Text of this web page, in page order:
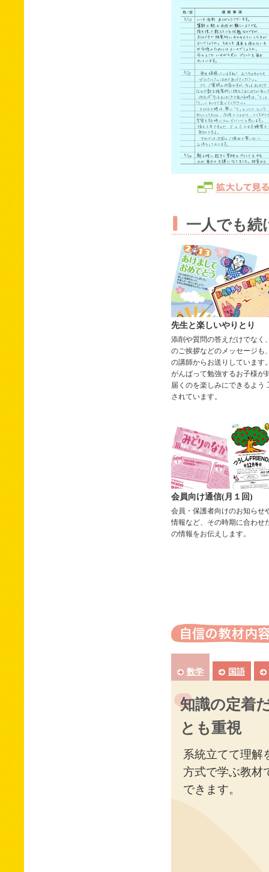
一人でも続
先生と楽しいやりとり
添削や質問の答えだけでなく
のご挨拶などのメッセージも
の講師からお送りしています
がんばって勉強するお子様が
届くのを楽しみにできるよう
されています。
会員向け通信(月１回)
会員・保護者向けのお知らせ
情報など、その時期に合わせ
の情報をお伝えします。
数学 国語
知識の定着
とも重視
系統立てて理解
方式で学ぶ教材
できます。